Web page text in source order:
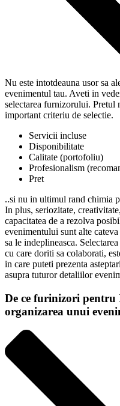
Nu este intotdeauna usor sa
evenimentul tau. Aveti in
selectarea furnizorului. Pretul
important criteriu de selectie.
Servicii incluse
Disponibilitate
Calitate (portofoliu)
Profesionalism
Pret
..si nu in ultimul rand chimia
In plus, seriozitate,
capacitatea de a rezolva
evenimentului sunt alte
sa le indeplineasca.
cu care doriti sa colaborati,
in care puteti prezenta
asupra tuturor detaliilor
De ce furinizori pentru
organizarea unui